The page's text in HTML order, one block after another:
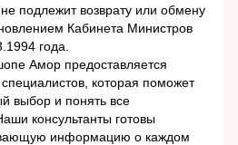
подлежит возврату или обмену
Кабинета Министров
года.
Амор предоставляется
которая поможет
выбор и понять все
консультанты готовы
информацию о каждом